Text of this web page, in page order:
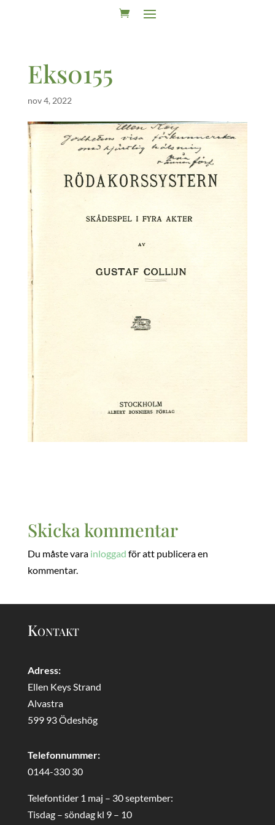
Eks0155
nov 4, 2022
Skicka kommentar
Du måste vara inloggad för att publicera en
kommentar.
Kontakt
Adress:
Ellen Keys Strand
Alvastra
599 93 Ödeshög
Telefonnummer:
0144-330 30
Telefontider 1 maj – 30 september:
Tisdag – söndag kl 9 – 10